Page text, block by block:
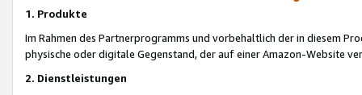
1. Produkte
Im Rahmen des Partnerprogramms und vorbehaltlich der in diesem
physische oder digitale Gegenstand, der auf einer Amazon-Website
2. Dienstleistungen